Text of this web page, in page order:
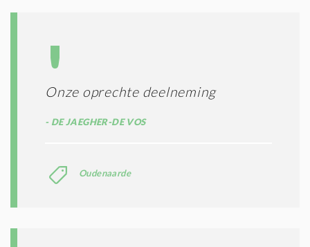
Onze oprechte deelneming
DE JAEGHER-DE VOS
Oudenaarde